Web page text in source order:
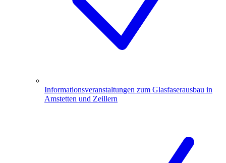
Informationsveranstaltungen zum Glasfaserausbau in
Amstetten und Zeillern